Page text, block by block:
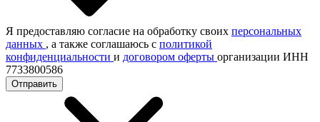
Я предоставляю согласие на обработку своих персональных
данных , а также соглашаюсь с политикой
конфиденциальности и договором оферты организации ИНН
7733800586
Отправить